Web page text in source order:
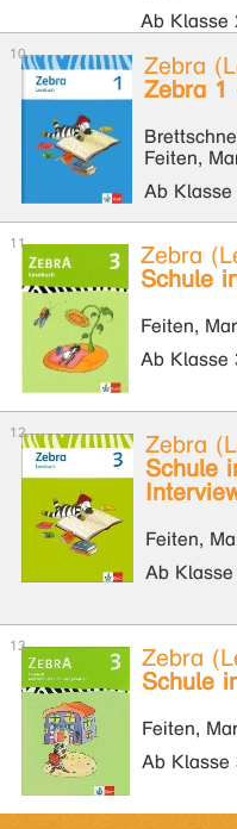
Ab Klasse
Zebra
Zebra 1
Feiten,
Ab Klasse
Zebra
Schule
Feiten,
Ab Klasse
Zebra
Schule
Feiten,
Ab Klasse
Zebra
Schule
Feiten,
Ab Klasse